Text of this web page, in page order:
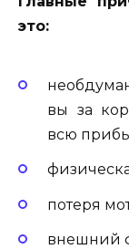
это:
вы за
всю
потеря
внешний